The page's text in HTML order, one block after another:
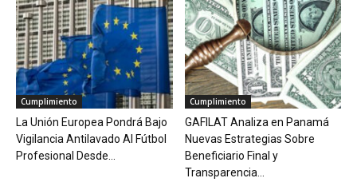
Cumplimiento
La Unión Europea Pondrá Bajo
Vigilancia Antilavado Al Fútbol
Profesional Desde...
Cumplimiento
GAFILAT Analiza en Panamá
Nuevas Estrategias Sobre
Beneficiario Final y
Transparencia...